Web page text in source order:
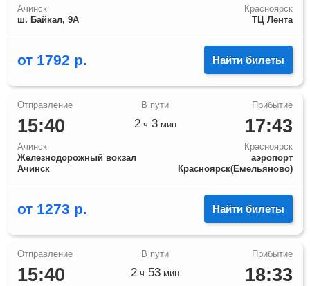
Ачинск
ш. Байкал, 9А
Красноярск
ТЦ Лента
от 1792 р. Найти билеты
15:40
Ачинск
Железнодорожный вокзал
Ачинск
17:43
Красноярск
аэропорт
Красноярск(Емельяново)
2ч 3мин
от 1273 р. Найти билеты
15:40 18:33
2 ч 53 мин